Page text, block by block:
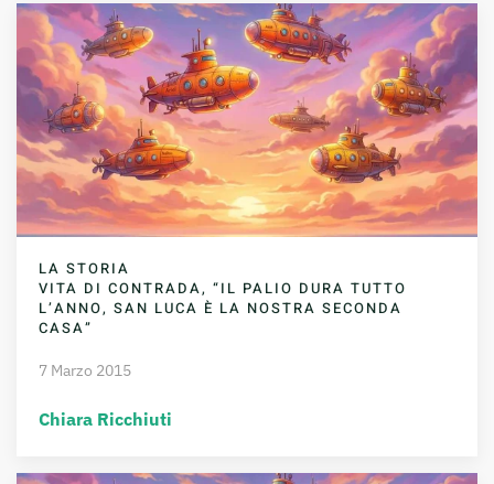
LA STORIA
VITA DI CONTRADA, “IL PALIO DURA TUTTO
L’ANNO, SAN LUCA È LA NOSTRA SECONDA
CASA”
7 Marzo 2015
Chiara Ricchiuti